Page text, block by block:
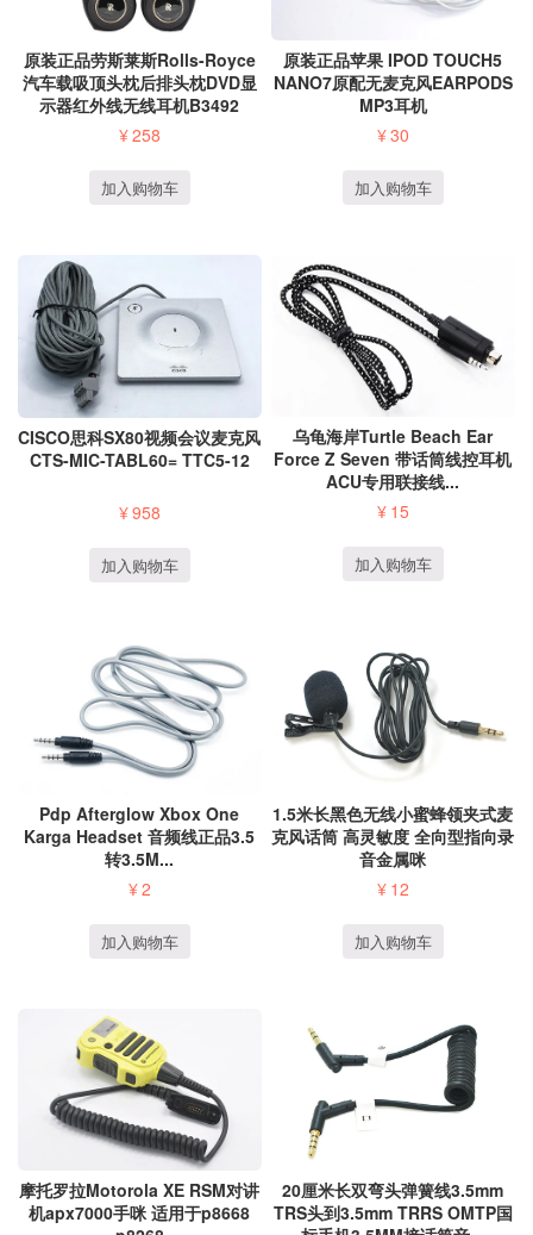
原装正品劳斯莱斯Rolls-Royce
汽车载吸顶头枕后排头枕DVD显
示器红外线无线耳机B3492
¥258
加入购物车
原装正品苹果 IPOD TOUCH5
NANO7原配无麦克风EARPODS
MP3耳机
¥30
加入购物车
CISCO思科SX80视频会议麦克风
CTS-MIC-TABL60= TTC5-12
¥958
加入购物车
乌龟海岸Turtle Beach Ear
Force Z Seven 带话筒线控耳机
ACU专用联接线...
¥ 15
加入购物车
Pdp Afterglow Xbox One
Karga Headset 音频线正品3.5
转3.5M...
¥2
加入购物车
1.5米长黑色无线小蜜蜂领夹式麦
克风话筒 高灵敏度 全向型指向录
音金属咪
¥ 12
加入购物车
摩托罗拉Motorola XE RSM对讲
机apx7000手咪 适用于p8668
20厘米长双弯头弹簧线3.5mm
TRS头到3.5mm TRRS OMTP国